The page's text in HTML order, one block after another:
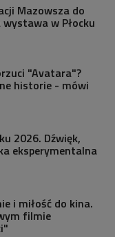
Mazowsza do
w Płocku
"Avatara"?
historie - mówi
2026. Dźwięk,
eksperymentalna
i miłość do kina.
filmie